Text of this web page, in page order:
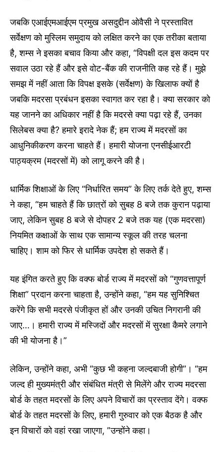
जबकि एआईएमआईएम प्रमुख असदुद्दीन ओवैसी ने प्रस्तावित
सर्वेक्षण को मुस्लिम समुदाय को लक्षित करने का एक तरीका बताया
है, शम्स ने इसका बचाव किया और कहा, “विपक्षी दल इस कदम पर
सवाल उठा रहे हैं और इसे वोट-बैंक की राजनीति कह रहे हैं। मुझे
समझ में नहीं आता कि विपक्ष इसके (सर्वेक्षण) के खिलाफ क्यों है
जबकि मदरसा प्रबंधन इसका स्वागत कर रहा है। क्या सरकार को
यह जानने का अधिकार नहीं है कि मदरसे क्या पढ़ा रहे हैं, उनका
सिलेबस क्या है? हमारे इरादे नेक हैं; हम राज्य में मदरसों का
आधुनिकीकरण करना चाहते हैं। हमारी योजना एनसीईआरटी
पाठ्यक्रम (मदरसों में) को लागू करने की है।
धार्मिक शिक्षाओं के लिए “निर्धारित समय” के लिए तर्क देते हुए, शम्स
ने कहा, “हम चाहते हैं कि छात्रों को सुबह 8 बजे तक कुरान पढ़ाया
जाए, लेकिन सुबह 8 बजे से दोपहर 2 बजे तक यह (एक मदरसा)
नियमित कक्षाओं के साथ एक सामान्य स्कूल की तरह चलना
चाहिए। शाम को फिर से धार्मिक उपदेश हो सकते हैं।
यह इंगित करते हुए कि वक्फ बोर्ड राज्य में मदरसों को “गुणवत्तापूर्ण
शिक्षा” प्रदान करना चाहता है, उन्होंने कहा, “हम यह सुनिश्चित
करेंगे कि सभी मदरसे पंजीकृत हों और उनकी उचित निगरानी की
जाए…। हमारी राज्य में मस्जिदों और मदरसों में सुरक्षा कैमरे लगाने
की भी योजना है।”
लेकिन, उन्होंने कहा, अभी “कुछ भी कहना जल्दबाजी होगी”। “हम
जल्द ही मुख्यमंत्री और संबंधित मंत्री से मिलेंगे और राज्य मदरसा
बोर्ड के तहत मदरसों के लिए अपने विचारों का प्रस्ताव देंगे। वक्फ
बोर्ड के तहत मदरसों के लिए, हमारी गुरुवार को एक बैठक है और
इन विचारों को वहां रखा जाएगा, ”उन्होंने कहा।